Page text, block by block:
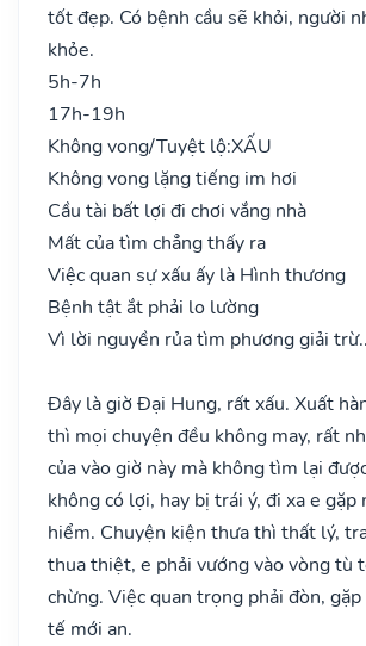
tốt đẹp. Có bệnh cầu sẽ khỏi, người
khỏe.
5h-7h
17h-19h
Không vong/Tuyệt lộ:XẤU
Không vong lặng tiếng im hơi
Cầu tài bất lợi đi chơi vắng nhà
Mất của tìm chẳng thấy ra
Việc quan sự xấu ấy là Hình thương
Bệnh tật ắt phải lo lường
Vì lời nguyền rủa tìm phương giải trừ..
Đây là giờ Đại Hung, rất xấu. Xuất
thì mọi chuyện đều không may, rất
của vào giờ này mà không tìm lại
không có lợi, hay bị trái ý, đi xa e gặp
hiểm. Chuyện kiện thưa thì thất lý,
thua thiệt, e phải vướng vào vòng tù
chừng. Việc quan trọng phải đòn,
tế mới an.